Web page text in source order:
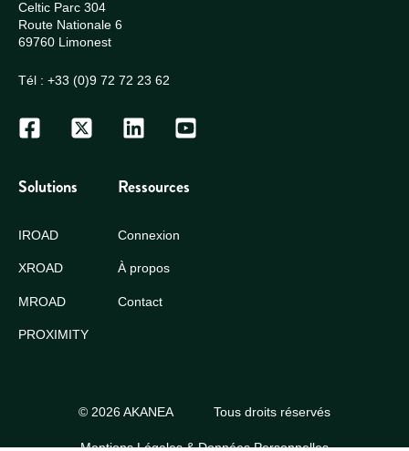
Celtic Parc 304
Route Nationale 6
69760 Limonest
Tél : +33 (0)9 72 72 23 62
Solutions
IROAD
XROAD
MROAD
PROXIMITY
Ressources
Connexion
À propos
Contact
© 2026 AKANEA Tous droits réservés
Mentions Légales & Données Personnelles